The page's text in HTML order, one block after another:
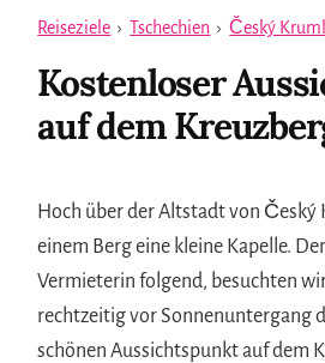
Reiseziele › Tschechien › Český
Kostenloser
auf dem
Hoch über der Altstadt von
einem Berg eine kleine Kapelle.
Vermieterin folgend, besuchten
rechtzeitig vor Sonnenuntergang
schönen Aussichtspunkt auf dem